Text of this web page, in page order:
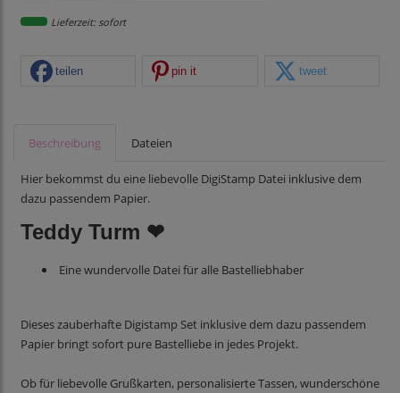
Lieferzeit: sofort
teilen pin it tweet
Beschreibung Dateien
Hier bekommst du eine liebevolle DigiStamp Datei inklusive dem
dazu passendem Papier.
Teddy Turm ❤
Eine wundervolle Datei für alle Bastelliebhaber
Dieses zauberhafte Digistamp Set inklusive dem dazu passendem
Papier bringt sofort pure Bastelliebe in jedes Projekt.
Ob für liebevolle Grußkarten, personalisierte Tassen, wunderschöne